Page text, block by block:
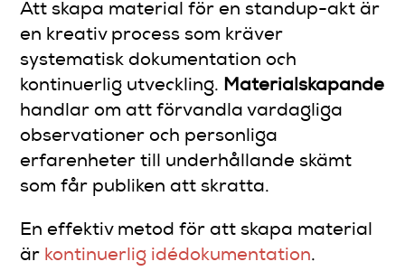
Att skapa material för en standup-akt är
en kreativ process som kräver
systematisk dokumentation och
kontinuerlig utveckling. Materialskapande
handlar om att förvandla vardagliga
observationer och personliga
erfarenheter till underhållande skämt
som får publiken att skratta.
En effektiv metod för att skapa material
är kontinuerlig idédokumentation.